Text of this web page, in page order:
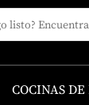
COCINAS